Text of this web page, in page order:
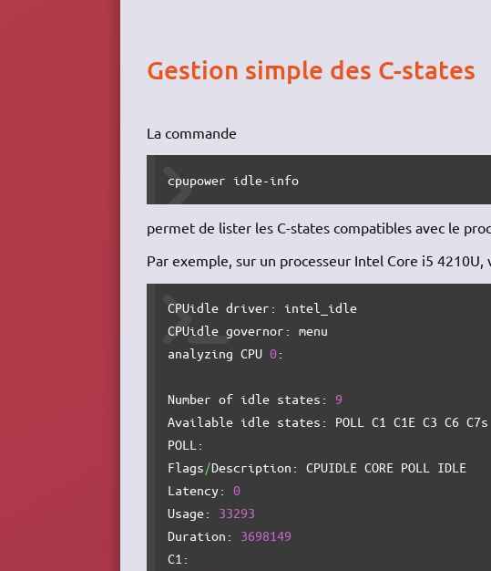
Gestion simple des C-states
La commande
cpupower idle-info
permet de lister les C-states compatibles avec le
Par exemple, sur un processeur Intel Core i5 4210U,
CPUidle driver: intel_idle
CPUidle governor: menu
analyzing CPU 0:
Number of idle states: 9
Available idle states: POLL C1 C1E C3 C6 C7s
POLL:
Flags/Description: CPUIDLE CORE POLL IDLE
Latency: 0
Usage: 33293
Duration: 3698149
C1: